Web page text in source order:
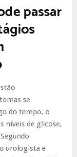
passar
se
do tempo, o
níveis de glicose,
urologista e